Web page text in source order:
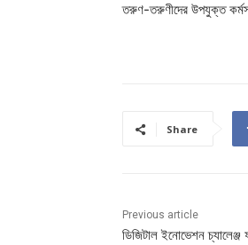
তরুণ-তরুণীদের উপযুক্ত
Share
Previous article
ডিজিটাল ইনোভেশন চ্যালেঞ্জ